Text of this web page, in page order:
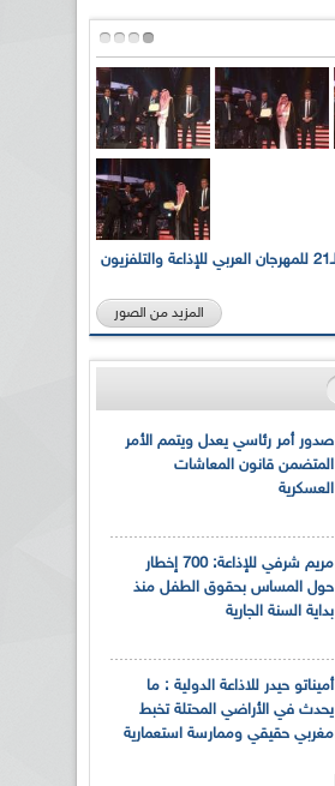
بالصور... الدورة الـ21 للمهرجان العربي للإذاعة والتلفزيون
المزيد من الصور
صدور أمر رئاسي يعدل ويتمم الأمر
المتضمن قانون المعاشات
العسكرية
مريم شرفي للإذاعة: 700 إخطار
حول المساس بحقوق الطفل منذ
بداية السنة الجارية
أميناتو حيدر للاذاعة الدولية : ما
يحدث في الأراضي المحتلة تخبط
مغربي حقيقي وممارسة استعمارية